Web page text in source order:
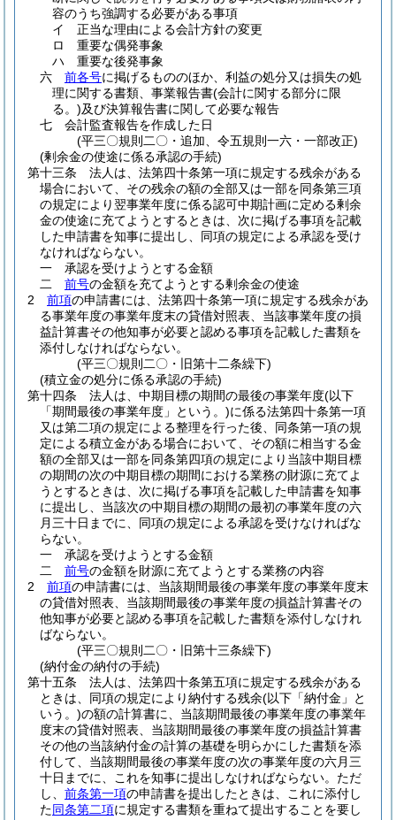
容のうち強調する必要がある事項
イ
正当な理由による会計方針の変更
ロ
重要な偶発事象
ハ
重要な後発事象
六
前各号に掲げるもののほか、利益の処分又は損失の処
理に関する書類、事業報告書(会計に関する部分に限
る。)及び決算報告書に関して必要な報告
七
会計監査報告を作成した日
(平三〇規則二〇・追加、令五規則一六・一部改正)
(剰余金の使途に係る承認の手続)
第十三条
法人は、法第四十条第一項に規定する残余がある
場合において、その残余の額の全部又は一部を同条第三項
の規定により翌事業年度に係る認可中期計画に定める剰余
金の使途に充てようとするときは、次に掲げる事項を記載
した申請書を知事に提出し、同項の規定による承認を受け
なければならない。
一
承認を受けようとする金額
二
前号の金額を充てようとする剰余金の使途
2
前項の申請書には、法第四十条第一項に規定する残余があ
る事業年度の事業年度末の貸借対照表、当該事業年度の損
益計算書その他知事が必要と認める事項を記載した書類を
添付しなければならない。
(平三〇規則二〇・旧第十二条繰下)
(積立金の処分に係る承認の手続)
第十四条
法人は、中期目標の期間の最後の事業年度(以下
「期間最後の事業年度」という。)に係る法第四十条第一項
又は第二項の規定による整理を行った後、同条第一項の規
定による積立金がある場合において、その額に相当する金
額の全部又は一部を同条第四項の規定により当該中期目標
の期間の次の中期目標の期間における業務の財源に充てよ
うとするときは、次に掲げる事項を記載した申請書を知事
に提出し、当該次の中期目標の期間の最初の事業年度の六
月三十日までに、同項の規定による承認を受けなければな
らない。
一
承認を受けようとする金額
二
前号の金額を財源に充てようとする業務の内容
2
前項の申請書には、当該期間最後の事業年度の事業年度末
の貸借対照表、当該期間最後の事業年度の損益計算書その
他知事が必要と認める事項を記載した書類を添付しなけれ
ばならない。
(平三〇規則二〇・旧第十三条繰下)
(納付金の納付の手続)
第十五条
法人は、法第四十条第五項に規定する残余がある
ときは、同項の規定により納付する残余(以下「納付金」と
いう。)の額の計算書に、当該期間最後の事業年度の事業年
度末の貸借対照表、当該期間最後の事業年度の損益計算書
その他の当該納付金の計算の基礎を明らかにした書類を添
付して、当該期間最後の事業年度の次の事業年度の六月三
十日までに、これを知事に提出しなければならない。 ただ
し、 前条第一項の申請書を提出したときは、これに添付し
た同条第二項に規定する書類を重ねて提出することを要し